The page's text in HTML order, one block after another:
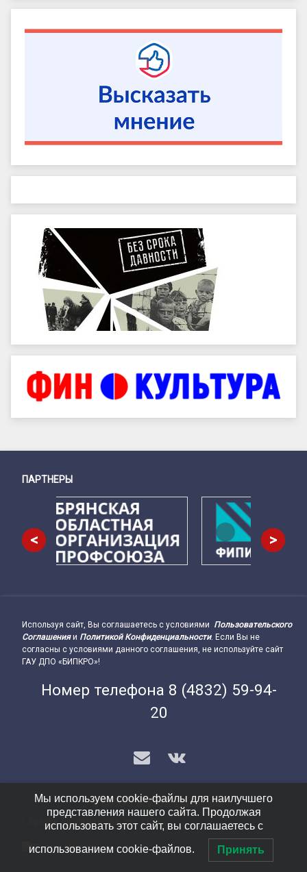
Снизу
ПАРТНЕРЫ
< >
Подвал сайта → влево
Используя сайт, Вы соглашаетесь с условиями Пользовательского
Соглашенияи Политикой Конфиденциальности. Если Вы не
согласны с условиями данного соглашения, не используйте сайт
ГАУ ДПО «БИПКРО»!
Номер телефона 8 (4832) 59-94-
20
E-mail
VK
© БИПКРО. Все права защищены.
Подвал сайта → вправо
г. Брянск, ул. Димитрова, стр. 112Б
Мы используем cookie-файлы для наилучшего
представления нашего сайта. Продолжая
использовать этот сайт, вы соглашаетесь с
использованием cookie-файлов. Принять